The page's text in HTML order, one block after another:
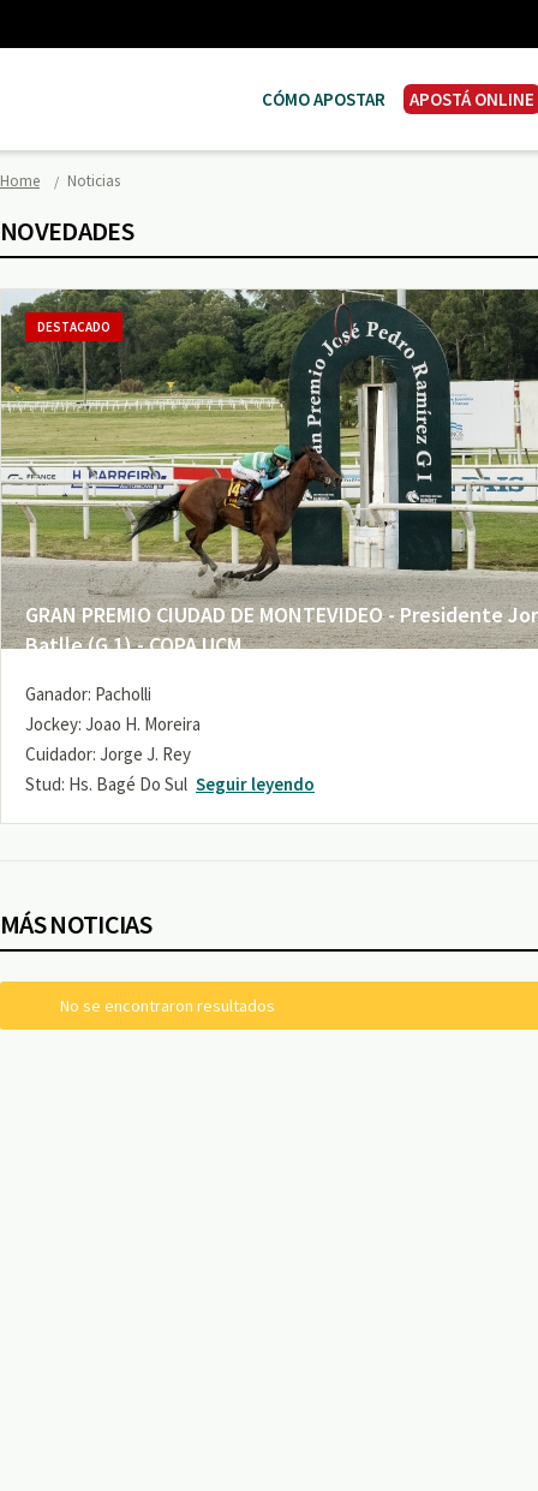
CÓMO APOSTAR APOSTÁ ONLINE
Home Noticias
NOVEDADES
GRAN PREMIO CIUDAD DE MONTEVIDEO - Presidente
Batlle (G 1) - COPA UCM
DESTACADO
Ganador: Pacholli
Jockey: Joao H. Moreira
Cuidador: Jorge J. Rey
Stud: Hs. Bagé Do Sul Seguir leyendo
MÁS NOTICIAS
No se encontraron resultados